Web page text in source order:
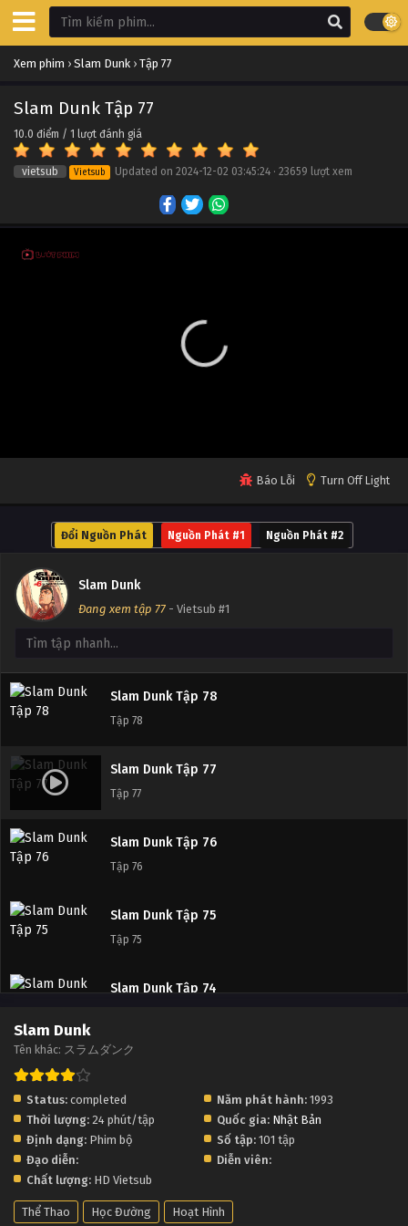
Xem phim › Slam Dunk › Tập 77
Slam Dunk Tập 77
10.0 điểm / 1 lượt đánh giá
vietsub Vietsub Updated on 2024-12-02 03:45:24 · 23659 lượt xem
Báo Lỗi Turn Off Light
Đổi Nguồn Phát Nguồn Phát #1 Nguồn Phát #2
Slam Dunk
Đang xem tập 77 - Vietsub #1
Slam Dunk Tập 87
Tập 87
Slam Dunk Tập 86
Tập 86
Slam Dunk Tập 83
Slam Dunk Tập 80
Tập 79
Slam Dunk Tập 78
Tập 78
Slam Dunk Tập 77
Tập 77
Slam Dunk Tập 76
Tập 76
Slam Dunk Tập 75
Tập 75
Slam Dunk Tập 74
Slam Dunk Tập 72
Slam Dunk Tập 71
Slam Dunk
Tên khác: スラムダンク
Status: completed Năm phát hành: 1993
Thời lượng: 24 phút/tập Quốc gia: Nhật Bản
Định dạng: Phim bộ Số tập: 101 tập
Đạo diễn:
Diễn viên:
Chất lượng: HD Vietsub
Thể Thao Học Đường Hoạt Hình